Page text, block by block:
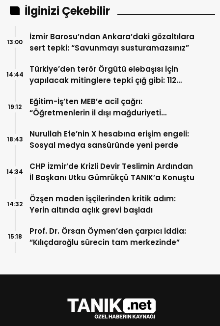
İlginizi Çekebilir
İzmir Barosu’ndan Ankara’daki gözaltılara
sert tepki: “Savunmayı susturamazsınız”
13:00
Türkiye’den terör Örgütü elebaşısı için
yapılacak mitinglere tepki çığ gibi: 112
14:44
Eğitim-İş’ten MEB’e acil çağrı:
“Öğretmenlerin il dışı mağduriyeti
19:12
Nurullah Efe’nin X hesabına erişim engeli:
Sosyal medya sansüründe yeni perde
18:43
CHP İzmir’de Krizli Devir Teslimin Ardından
İl Başkanı Utku Gümrükçü TANIK’a Konuştu
14:34
Özşen maden işçilerinden kritik adım:
Yerin altında açlık grevi başladı
14:32
Prof. Dr. Örsan Öymen’den çarpıcı iddia:
“Kılıçdaroğlu sürecin tam merkezinde”
15:18